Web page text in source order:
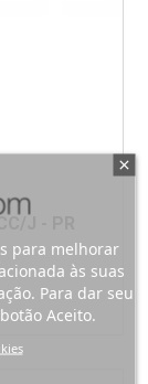
J - PR
para melhorar
às suas
Para dar seu
Aceito.